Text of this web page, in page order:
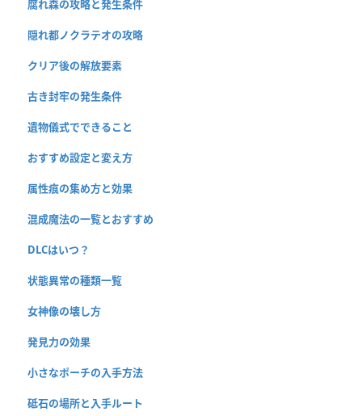
腐れ森の攻略と発生条件
隠れ都ノクラテオの攻略
クリア後の解放要素
古き封牢の発生条件
遺物儀式でできること
おすすめ設定と変え方
属性痕の集め方と効果
混成魔法の一覧とおすすめ
DLCはいつ？
状態異常の種類一覧
女神像の壊し方
発見力の効果
小さなポーチの入手方法
砥石の場所と入手ルート